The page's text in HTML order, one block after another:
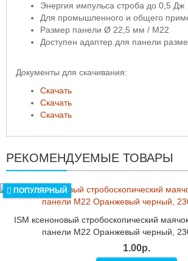
Энергия импульса строба до 0,5 Дж
Для промышленного и общего
Размер панели Ø 22,5 мм / M22
Доступен адаптер для панели
Документы для скачивания:
Скачать
Скачать
Скачать
РЕКОМЕНДУЕМЫЕ ТОВАРЫ
ПОПУЛЯРНЫЙ
ISM ксеноновый стробоскопический
панели M22 Оранжевый черный,
1.00р.